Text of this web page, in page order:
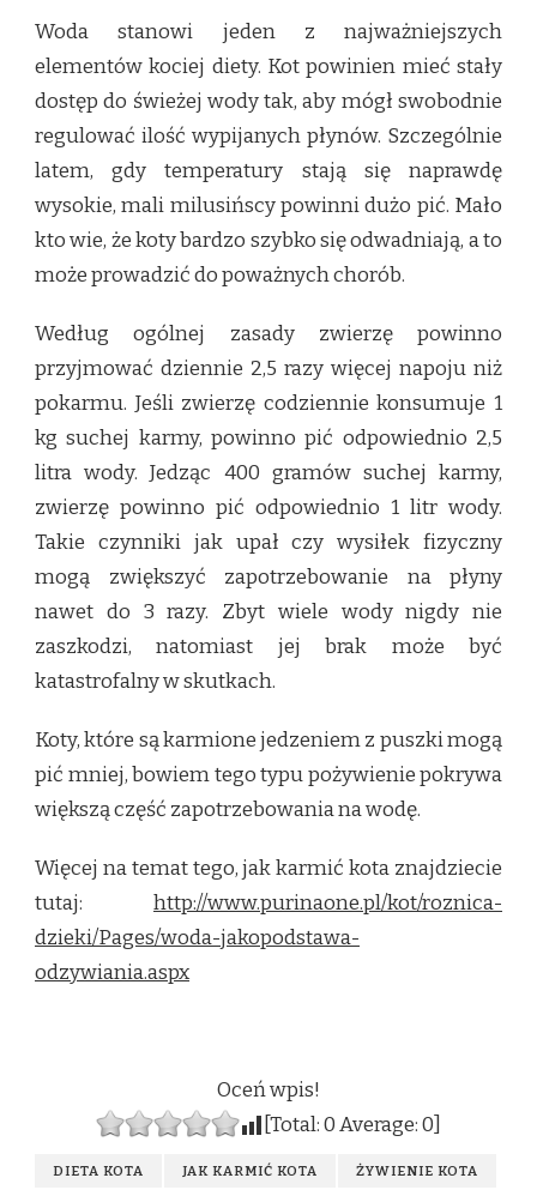
Woda stanowi jeden z najważniejszych
elementów kociej diety. Kot powinien mieć stały
dostęp do świeżej wody tak, aby mógł swobodnie
regulować ilość wypijanych płynów. Szczególnie
latem, gdy temperatury stają się naprawdę
wysokie, mali milusińscy powinni dużo pić. Mało
kto wie, że koty bardzo szybko się odwadniają, a to
może prowadzić do poważnych chorób.
Według ogólnej zasady zwierzę powinno
przyjmować dziennie 2,5 razy więcej napoju niż
pokarmu. Jeśli zwierzę codziennie konsumuje 1
kg suchej karmy, powinno pić odpowiednio 2,5
litra wody. Jedząc 400 gramów suchej karmy,
zwierzę powinno pić odpowiednio 1 litr wody.
Takie czynniki jak upał czy wysiłek fizyczny
mogą zwiększyć zapotrzebowanie na płyny
nawet do 3 razy. Zbyt wiele wody nigdy nie
zaszkodzi, natomiast jej brak może być
katastrofalny w skutkach.
Koty, które są karmione jedzeniem z puszki mogą
pić mniej, bowiem tego typu pożywienie pokrywa
większą część zapotrzebowania na wodę.
Więcej na temat tego, jak karmić kota znajdziecie
tutaj: http://www.purinaone.pl/kot/roznica-
dzieki/Pages/woda-jakopodstawa-
odzywiania.aspx
Oceń wpis!
[Total:0Average:0]
DIETA KOTA JAK KARMIĆ KOTA ŻYWIENIE KOTA